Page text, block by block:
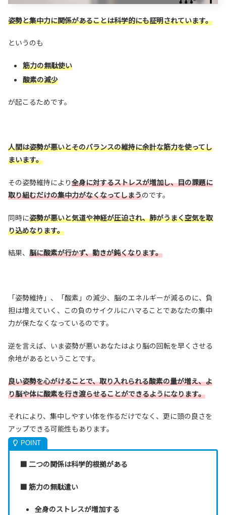
姿勢と集中力に関係があることは科学的にも証明されています。
というのも
筋力の無駄使い
酸素の減少
が起こるためです。
人間は姿勢が悪いとそのバランスの維持に余計な筋力を使ってし
まいます。
その姿勢維持により全身に対するストレスが増加し、目の課題に
取り組むだけの集中力がなくなってしまうのです。
同時に姿勢が悪いと気道や神経が圧迫され、肺がうまく空気を取
り込めなります。
結果、 脳に酸素が行かず、動きが鈍くなります。
「姿勢維持」、「酸素」の減少、脳のエネルギーが減るのに、負
担は増えていく、この負のサイクルにハマることであなたの集中
力が保たなくなっているのです。
逆を言えば、いま姿勢が悪いあなたはより脳の回転を早くさせる
余地があるということです。
良い姿勢を心がけることで、取り入れられる酸素の量が増え、よ
り脳や体に酸素を行き渡らせることができるようになります。
それにより、集中しやすい体を作るだけでなく、更に頭の良さを
アップできる可能性もあります。
■ 二つの関係は科学的根拠がある
■ 筋力の無駄遣い
全身のストレスが増加する